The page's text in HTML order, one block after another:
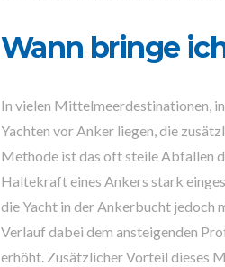
Wann bringe
In vielen Mittelmeerdestinationen,
Yachten vor Anker liegen, die
Methode ist das oft steile Abfallen
Haltekraft eines Ankers stark
die Yacht in der Ankerbucht jedoch
Verlauf dabei dem ansteigenden
erhöht. Zusätzlicher Vorteil dieses